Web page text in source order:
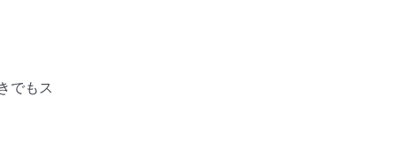
でもス